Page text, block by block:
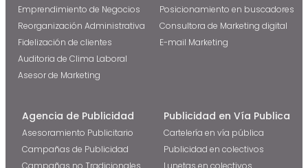
Emprendimiento de Negocios
Reorganización Administrativa
Fidelización de clientes
Auditoria de Clima Laboral
Asesor de Marketing
Posicionamiento en buscadores
Consultora de Marketing digital
E-mail Marketing
Agencia de Publicidad
Asesoramiento Publicitario
Campañas de Publicidad
Publicidad en Vía Publica
Cartelería en vía pública
Publicidad en colectivos